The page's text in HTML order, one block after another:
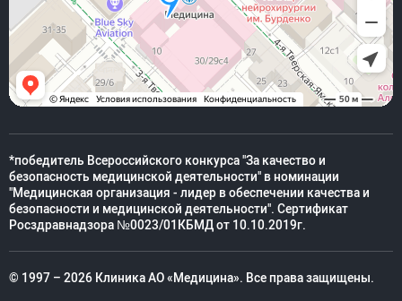
*победитель Всероссийского конкурса "За качество и
безопасность медицинской деятельности" в номинации
"Медицинская организация - лидер в обеспечении качества и
безопасности и медицинской деятельности". Сертификат
Росздравнадзора №0023/01КБМД от 10.10.2019г.
© 1997 – 2026 Клиника АО «Медицина». Все права защищены.